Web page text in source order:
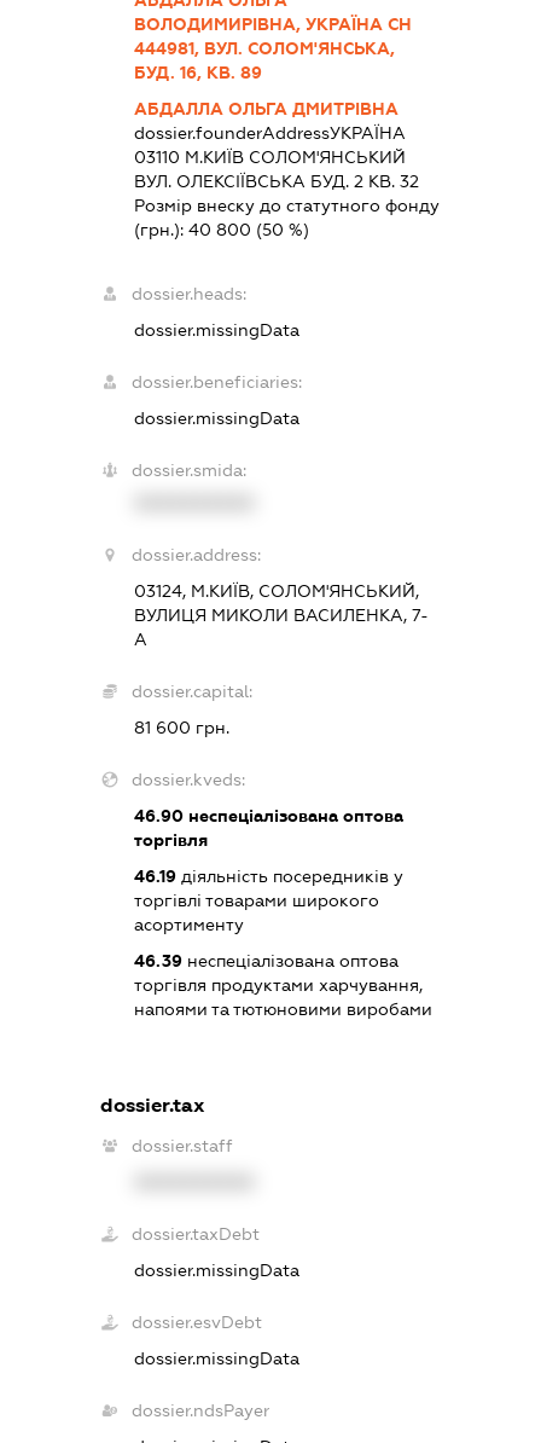
ВОЛОДИМИРІВНА, УКРАЇНА СН
444981, ВУЛ. СОЛОМ'ЯНСЬКА,
БУД. 16, КВ. 89
АБДАЛЛА ОЛЬГА ДМИТРІВНА
dossier.founderAddressУКРАЇНА
03110 М.КИЇВ СОЛОМ'ЯНСЬКИЙ
ВУЛ. ОЛЕКСІЇВСЬКА БУД. 2 КВ. 32
Розмір внеску до статутного фонду
(грн.):40 800 (50 %)
dossier.heads:
dossier.missingData
dossier.beneficiaries:
dossier.missingData
dossier.smida:
dossier.address:
03124, М.КИЇВ, СОЛОМ'ЯНСЬКИЙ,
ВУЛИЦЯ МИКОЛИ ВАСИЛЕНКА, 7-
А
dossier.capital:
81 600 грн.
dossier.kveds:
46.90 неспеціалізована оптова
торгівля
46.19 діяльність посередників у
торгівлі товарами широкого
асортименту
46.39 неспеціалізована оптова
торгівля продуктами харчування,
напоями та тютюновими виробами
dossier.tax
dossier.staff
dossier.taxDebt
dossier.missingData
dossier.esvDebt
dossier.missingData
dossier.ndsPayer